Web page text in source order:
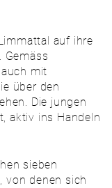
auf ihre
Gemäss
mit
über den
Die jungen
aktiv ins Handeln
sieben
von denen sich